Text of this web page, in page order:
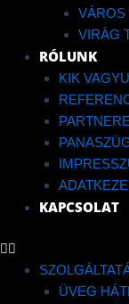
VÁROS
VIRÁG
RÓLUNK
KIK
KAPCSOLAT
ÜVEG
Megosztom